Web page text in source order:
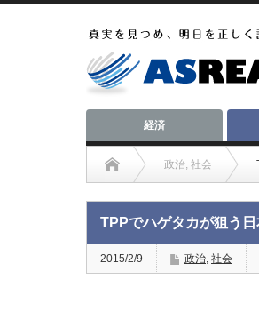
経済
政治, 社会
TPPでハゲタカが狙う
2015/2/9 政治, 社会